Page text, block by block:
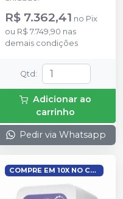
R$ 7.362,41 no Pix
ou R$ 7.749,90 nas
demais condições
Qtd :
Adicionar ao
carrinho
Pedir via Whatsapp
COMPRE EM 10X NO CARTÃO